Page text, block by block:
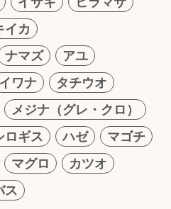
イカ
ナマズ
アユ
イワナ
タチウオ
メジナ（グレ・クロ）
ロギス ハゼ
マゴチ
マグロ
カツオ
ス